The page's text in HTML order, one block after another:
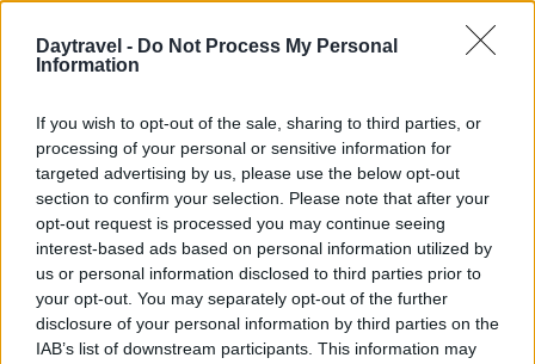
Daytravel - Do Not Process My Personal
Information
If you wish to opt-out of the sale, sharing to third parties, or
processing of your personal or sensitive information for
targeted advertising by us, please use the below opt-out
section to confirm your selection. Please note that after your
opt-out request is processed you may continue seeing
interest-based ads based on personal information utilized by
us or personal information disclosed to third parties prior to
your opt-out. You may separately opt-out of the further
disclosure of your personal information by third parties on the
IAB’s list of downstream participants. This information may
Viaggia vicino, scopri di più. Idee per fuori porta,
weekend e mete da raggiungere in un giorno.
SEZIONI
Fuori porta
Luoghi da vedere
1 giorno out
Weekend